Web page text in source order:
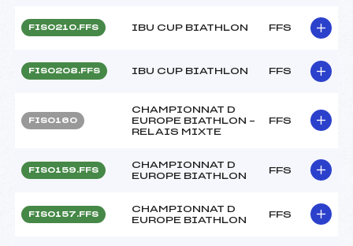
FIS0210.FFS IBU CUP BIATHLON FFS
FIS0208.FFS IBU CUP BIATHLON FFS
FIS0160
CHAMPIONNAT D
EUROPE BIATHLON –
RELAIS MIXTE
FFS
FIS0159.FFS
CHAMPIONNAT D
EUROPE BIATHLON
FFS
FIS0157.FFS
CHAMPIONNAT D
EUROPE BIATHLON
FFS